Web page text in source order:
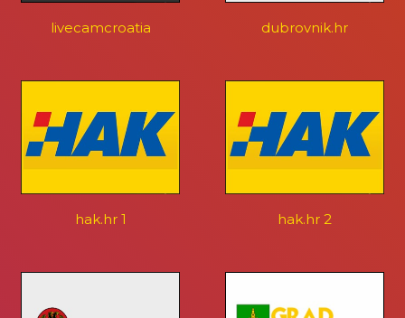
livecamcroatia dubrovnik.hr
hak.hr 1 hak.hr 2